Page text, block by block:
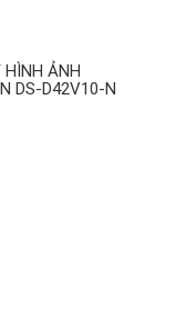
HÌNH ẢNH
DS-D42V10-N